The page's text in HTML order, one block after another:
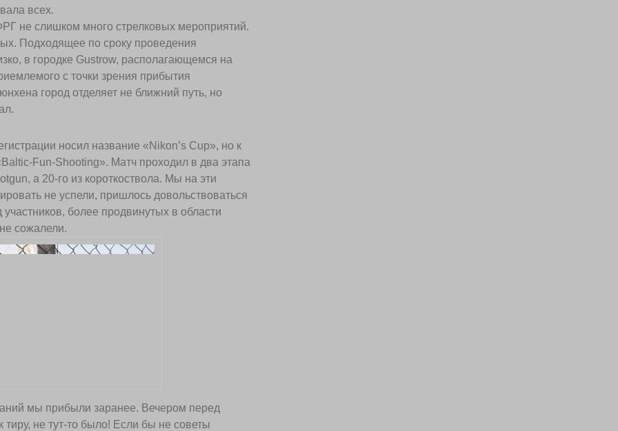
всех.
не слишком много стрелковых мероприятий.
Подходящее по сроку проведения
в городке Gustrow, располагающемся на
с точки зрения прибытия
город отделяет не ближний путь, но
носил название «Nikon’s Cup», но к
Fun-Shooting». Матч проходил в два этапа
а 20-го из короткоствола. Мы на эти
не успели, пришлось довольствоваться
более продвинутых в области
сожалели.
мы прибыли заранее. Вечером перед
не тут-то было! Если бы не советы